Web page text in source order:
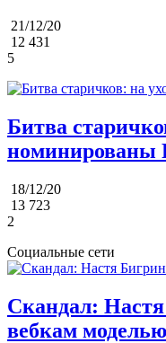
21/12/20
12 431
5
Битва
номинированы
18/12/20
13 723
2
Социальные сети
Скандал:
вебкам моделью